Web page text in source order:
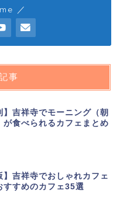
／
事
】吉祥寺でモーニング（朝
が食べられるカフェまとめ
】吉祥寺でおしゃれカフェ
すすめのカフェ35選
ランチ